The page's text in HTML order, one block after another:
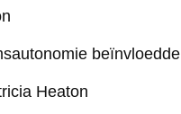
beïnvloedde
Heaton